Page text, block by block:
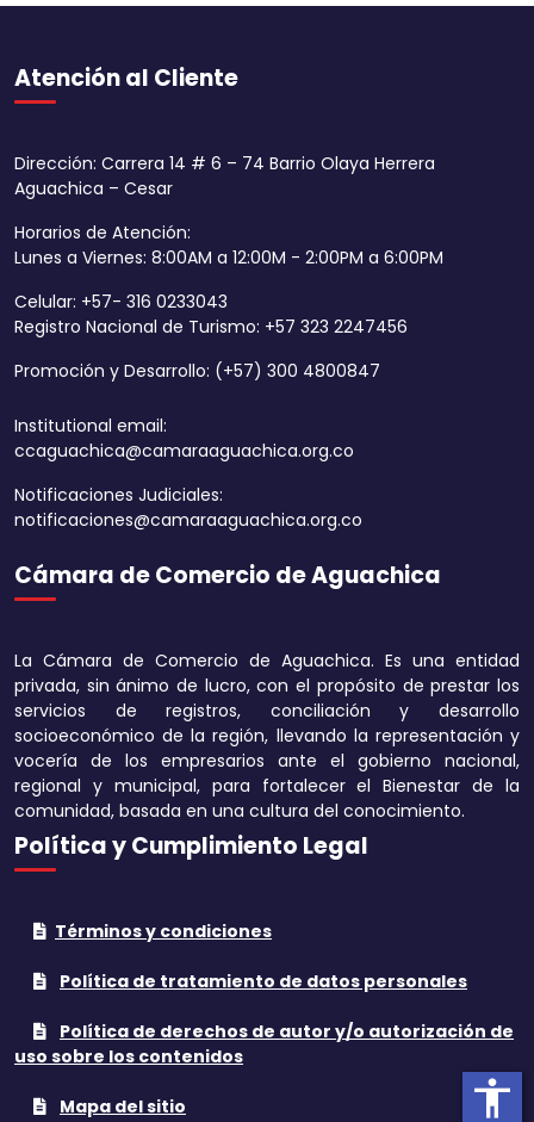
Atención al Cliente
Dirección: Carrera 14 # 6 – 74 Barrio Olaya Herrera
Aguachica – Cesar
Horarios de Atención:
Lunes a Viernes: 8:00AM a 12:00M - 2:00PM a 6:00PM
Celular: +57- 316 0233043
Registro Nacional de Turismo: +57 323 2247456
Promoción y Desarrollo: (+57) 300 4800847
Institutional email:
ccaguachica@camaraaguachica.org.co
Notificaciones Judiciales:
notificaciones@camaraaguachica.org.co
Cámara de Comercio de Aguachica
La Cámara de Comercio de Aguachica. Es una entidad
privada, sin ánimo de lucro, con el propósito de prestar los
servicios de registros, conciliación y desarrollo
socioeconómico de la región, llevando la representación y
vocería de los empresarios ante el gobierno nacional,
regional y municipal, para fortalecer el Bienestar de la
comunidad, basada en una cultura del conocimiento.
Política y Cumplimiento Legal
Términos y condiciones
Política de tratamiento de datos personales
Política de derechos de autor y/o autorización de
uso sobre los contenidos
Mapa del sitio accessibility
Aumentar
Aumentar el
texto
Disminuir el
texto
Aumentar la
Tonos grises
Subrayar enlaces
Cursor grande